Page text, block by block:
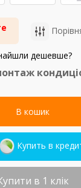
дешевше?
В кошик
Купить в
в 1 клік